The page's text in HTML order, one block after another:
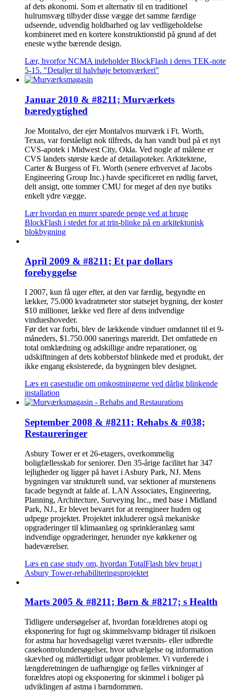
af dets økonomi. Som et alternativ til en traditionel
hulrumsvæg tilbyder disse vægge det samme færdige
udseende, udvendig holdbarhed og lav vedligeholdelse
kombineret med en kortere konstruktionstid på grund af det
eneste wythe bærende design.
Lær, hvorfor NCMA indeholder BlockFlash i deres TEK-note
5-15. "Detaljer til halvhøje betonværkeri"
Januar 2010 & #8211; Murværkets
bæredygtighed
Joe Montalvo, der ejer Montalvos murværk i Ft. Worth,
Texas, var forståeligt nok tilfreds, da han vandt bud på et nyt
CVS-apotek i Midwest City, Okla. Ved nogle af målene er
CVS landets største kæde af detailapoteker. Arkitektene,
Carter & Burgess of Ft. Worth (senere erhvervet af Jacobs
Engineering Group Inc.) havde specificeret en rødlig farvet,
delt ansigt, otte tommer CMU for meget af den nye butiks
enkelt ydre vægge.
Lær hvordan en murer sparede penge ved at bruge
BlockFlash i stedet for at trin-blinke på en arkitektonisk
blokbygning
April 2009 & #8211; Et par dollars
forebyggelse
I 2007, kun få uger efter, at den var færdig, begyndte en
lækker, 75.000 kvadratmeter stor statsejet bygning, der koster
$10 millioner, lække ved flere af dens indvendige
vindueshoveder.
Før det var forbi, blev de lækkende vinduer omdannet til et 9-
måneders, $1.750.000 sanerings mareridt. Det omfattede en
total omklædning og adskillige andre reparationer, og
udskiftningen af dets kobberstof blinkede med et produkt, der
ikke engang eksisterede, da bygningen blev designet.
Læs en casestudie om omkostningerne ved dårlig blinkende
installation
September 2008 & #8211; Rehabs & #038;
Restaureringer
Asbury Tower er et 26-etagers, overkommelig
boligfællesskab for seniorer. Den 35-årige facilitet har 347
lejligheder og ligger på havet i Asbury Park, NJ. Mens
bygningen var strukturelt sund, var sektioner af murstenens
facade begyndt at falde af. LAN Associates, Engineering,
Planning, Architecture, Surveying Inc., med base i Midland
Park, NJ., Er blevet bevaret for at reengineer huden og
udpege projektet. Projektet inkluderer også mekaniske
opgraderinger til klimaanlæg og sprinkleranlæg samt
indvendige opgraderinger, herunder nye køkkener og
badeværelser.
Læs en case study om, hvordan TotalFlash blev brugt i
Asbury Tower-rehabiliteringsprojektet
Marts 2005 & #8211; Børn & #8217; s Health
Tidligere undersøgelser af, hvordan forældrenes atopi og
eksponering for fugt og skimmelsvamp bidrager til risikoen
for astma har hovedsageligt været tværsnits- eller udbredte
casekontrolundersøgelser, hvor udvælgelse og information
skævhed og midlertidigt udgør problemer. Vi vurderede i
længderetningen de uafhængige og fælles virkninger af
forældres atopi og eksponering for skimmel i boliger på
udviklingen af astma i barndommen.